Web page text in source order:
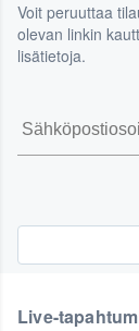
Voit peruuttaa
olevan linkin
lisätietoja.
Live-